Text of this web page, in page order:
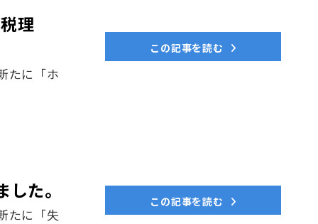
理
たに「ホ
この記事を読む
た。
たに「失
この記事を読む